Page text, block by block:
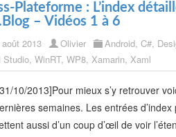
Plateforme : L’index
– Vidéos 1 à 6
2013 Olivier Android, C#,
Studio, WinRT, WP8, Xamarin, Xaml
10/2013]Pour mieux s’y retrouver
semaines. Les entrées
aussi d’un coup d’œil de voir